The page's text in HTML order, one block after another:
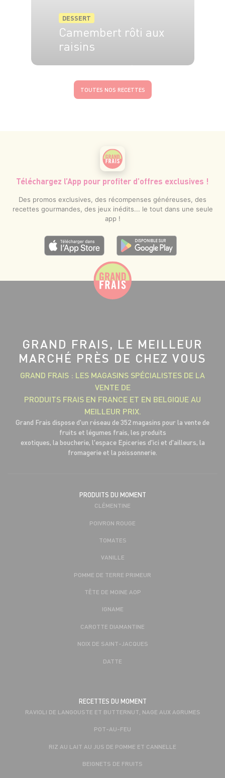
DESSERT
Camembert rôti aux
raisins
TOUTES NOS RECETTES
Téléchargez l’App pour profiter d’offres exclusives !
Des promos exclusives, des récompenses généreuses, des
recettes gourmandes, des jeux inédits... le tout dans une seule
app !
GRAND FRAIS, LE MEILLEUR
MARCHÉ PRÈS DE CHEZ VOUS
GRAND FRAIS : LES MAGASINS SPÉCIALISTES DE LA
VENTE DE
PRODUITS FRAIS EN FRANCE ET EN BELGIQUE AU
MEILLEUR PRIX.
Grand Frais dispose d'un réseau de 352 magasins pour la vente de
fruits et légumes frais, les produits
exotiques, la boucherie, l'espace Epiceries d'ici et d'ailleurs, la
fromagerie et la poissonnerie.
PRODUITS DU MOMENT
CLÉMENTINE
POIVRON ROUGE
TOMATES
VANILLE
POMME DE TERRE PRIMEUR
TÊTE DE MOINE AOP
IGNAME
CAROTTE DIAMANTINE
NOIX DE SAINT-JACQUES
DATTE
RECETTES DU MOMENT
RAVIOLI DE LANGOUSTE ET BUTTERNUT, NAGE AUX AGRUMES
POT-AU-FEU
RIZ AU LAIT AU JUS DE POMME ET CANNELLE
BEIGNETS DE FRUITS